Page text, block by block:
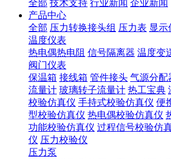
全部 技术支持 行业新闻 企业新闻
产品中心
全部 压力转换接头组 压力表 显示
温度仪表
热电偶热电阻 信号隔离器 温度变
阀门仪表
保温箱 接线箱 管件接头 气源分配
流量计 玻璃转子流量计 热工宝典
校验仿真仪 手持式校验仿真仪 便
型校验仿真仪 热电偶校验仿真仪
功能校验仿真仪 过程信号校验仿
仪 压力校验仪
压力泵